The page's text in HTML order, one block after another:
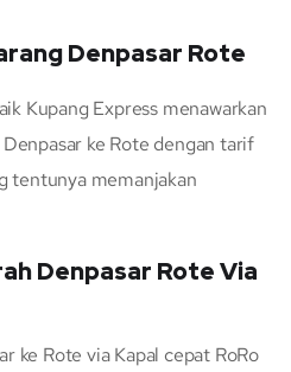
Denpasar Rote
Kupang Express menawarkan
ke Rote dengan tarif
tentunya memanjakan
Denpasar Rote Via
ke Rote via Kapal cepat RoRo